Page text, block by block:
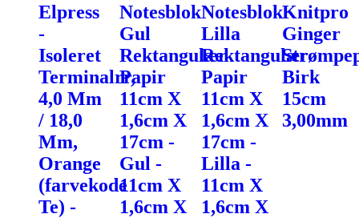
Elpress
-
Isoleret
Terminalrr,
4,0 Mm
/ 18,0
Mm,
Orange
(farvekode
Te) -
Notesblok
Gul
Rektangulær
Papir
11cm X
1,6cm X
17cm -
Gul -
11cm X
1,6cm X
Notesblok
Lilla
Rektangulær
Papir
11cm X
1,6cm X
17cm -
Lilla -
11cm X
1,6cm X
Knitpro
Ginger
Birk
15cm
3,00mm